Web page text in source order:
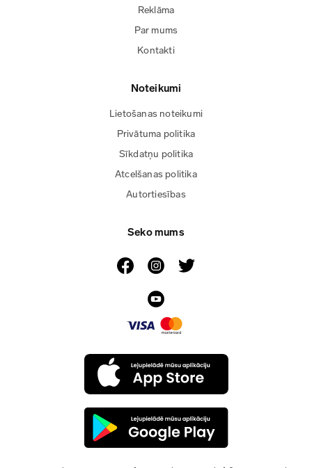
Reklāma
Par mums
Kontakti
Noteikumi
Lietošanas noteikumi
Privātuma politika
Sīkdatņu politika
Atcelšanas politika
Autortiesības
Seko mums